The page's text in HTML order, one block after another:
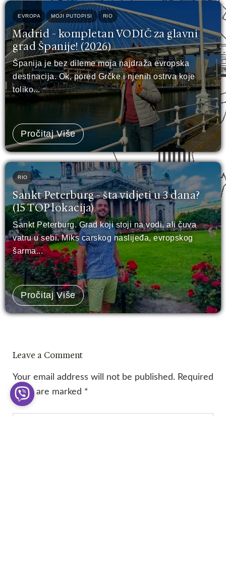
EVROPA MOJI PUTOPISI RIO
Madrid - kompletan VODIČ za glavni
grad Španije! (2026)
Španija je bez dileme moja najdraža evropska
destinacija. Ok, pored Grčke i njenih ostrva koje
toliko...
Pročitaj Više
RIO
Sankt Peterburg - šta vidjeti u 3 dana?
(15 TOP lokacija)
Sankt Peterburg. Grad koji stoji na vodi, ali čuva
vatru u sebi. Miks carskog naslijeđa, evropskog
šarma...
Pročitaj Više
Leave a Comment
Your email address will not be published. Required
fields are marked *
Type